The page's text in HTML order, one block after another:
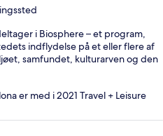
i Biosphere – et program,
indflydelse på et eller flere af
samfundet, kulturarven og den
er med i 2021 Travel + Leisure